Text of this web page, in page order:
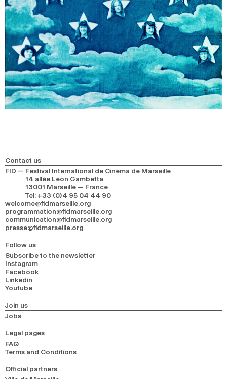
Contact us
FID — Festival International de Cinéma de Marseille
14 allée Léon Gambetta
13001 Marseille — France
Tel: +33 (0)4 95 04 44 90
welcome@fidmarseille.org
programmation@fidmarseille.org
communication@fidmarseille.org
presse@fidmarseille.org
Follow us
Subscribe to the newsletter
Instagram
Facebook
Linkedin
Youtube
Join us
Jobs
Legal pages
FAQ
Terms and Conditions
Official partners